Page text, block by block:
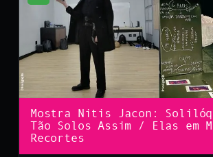
Mostra Nitis Jacon:
Tão Solos Assim / Elas em
Recortes